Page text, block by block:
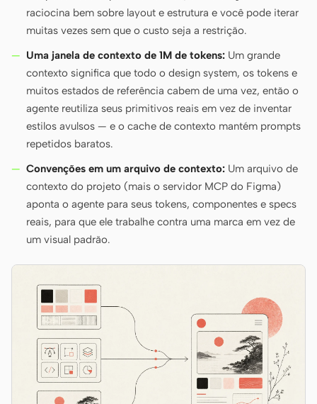
raciocina bem sobre layout e estrutura e você pode iterar
muitas vezes sem que o custo seja a restrição.
Uma janela de contexto de 1M de tokens: Um grande
contexto significa que todo o design system, os tokens e
muitos estados de referência cabem de uma vez, então o
agente reutiliza seus primitivos reais em vez de inventar
estilos avulsos — e o cache de contexto mantém prompts
repetidos baratos.
Convenções em um arquivo de contexto: Um arquivo de
contexto do projeto (mais o servidor MCP do Figma)
aponta o agente para seus tokens, componentes e specs
reais, para que ele trabalhe contra uma marca em vez de
um visual padrão.